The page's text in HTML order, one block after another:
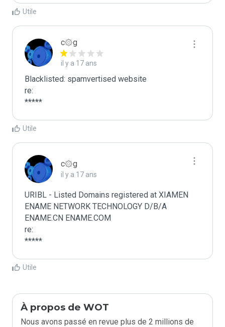
Utile
c۞g
il y a 17 ans
Blacklisted: spamvertised website
re:
*****
Utile
c۞g
il y a 17 ans
URIBL - Listed Domains registered at XIAMEN
ENAME NETWORK TECHNOLOGY D/B/A
ENAME.CN ENAME.COM
re:
*****
Utile
À propos de WOT
Nous avons passé en revue plus de 2 millions de